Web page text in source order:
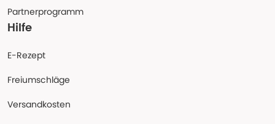
Partnerprogramm
Hilfe
E-Rezept
Freiumschläge
Versandkosten